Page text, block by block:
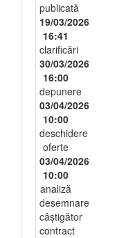
publicată
19/03/2026
16:41
clarificări
30/03/2026
16:00
depunere
03/04/2026
10:00
deschidere
oferte
03/04/2026
10:00
analiză
desemnare
câștigător
contract